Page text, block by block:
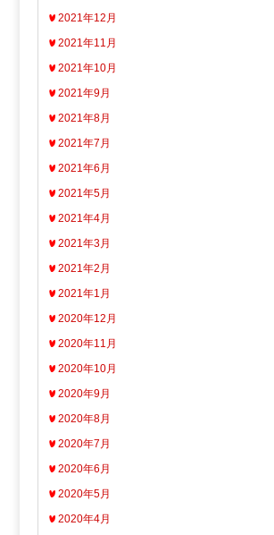
2021年12月
2021年11月
2021年10月
2021年9月
2021年8月
2021年7月
2021年6月
2021年5月
2021年4月
2021年3月
2021年2月
2021年1月
2020年12月
2020年11月
2020年10月
2020年9月
2020年8月
2020年7月
2020年6月
2020年5月
2020年4月